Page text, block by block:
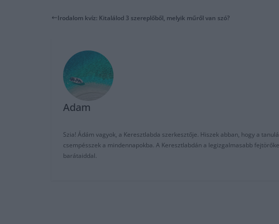
Irodalom kvíz: Kitalálod 3 szereplőből, melyik műről van szó?
Adam
Szia! Ádám vagyok, a Keresztlabda szerkesztője. Hiszek abban, hogy a
csempésszek a mindennapokba. A Keresztlabdán a legizgalmasabb
barátaiddal.